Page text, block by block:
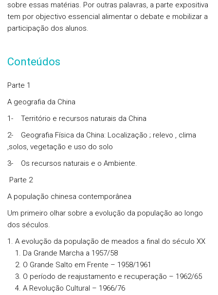
sobre essas matérias. Por outras palavras, a parte expositiva
tem por objectivo essencial alimentar o debate e mobilizar a
participação dos alunos.
Conteúdos
Parte 1
A geografia da China
1- Território e recursos naturais da China
2- Geografia Física da China: Localização ; relevo , clima
,solos, vegetação e uso do solo
3- Os recursos naturais e o Ambiente.
Parte 2
A população chinesa contemporânea
Um primeiro olhar sobre a evolução da população ao longo
dos séculos.
A evolução da população de meados a final do século XX
Da Grande Marcha a 1957/58
O Grande Salto em Frente – 1958/1961
O período de reajustamento e recuperação – 1962/65
A Revolução Cultural – 1966/76